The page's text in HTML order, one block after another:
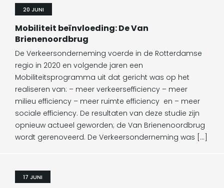
20 JUNI
Mobiliteit beïnvloeding: De Van
Brienenoordbrug
De Verkeersonderneming voerde in de Rotterdamse
regio in 2020 en volgende jaren een
Mobiliteitsprogramma uit dat gericht was op het
realiseren van: – meer verkeersefficiency – meer
milieu efficiency – meer ruimte efficiency en – meer
sociale efficiency. De resultaten van deze studie zijn
opnieuw actueel geworden; de Van Brienenoordbrug
wordt gerenoveerd. De Verkeersonderneming was […]
17 JUNI